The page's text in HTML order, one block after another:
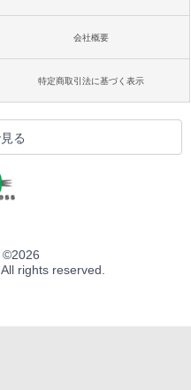
会社概要
特定商取引法に基づく表示
る
©2026
rights reserved.